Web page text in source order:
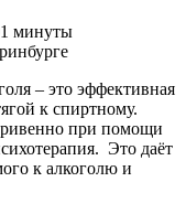
1 минуты
– это эффективная
к спиртному.
при помощи
Это даёт
к алкоголю и